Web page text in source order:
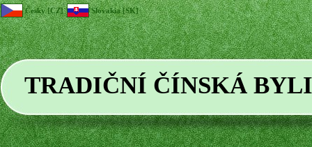
TRADIČNÍ ČÍNSKÁ
Česky [CZ] Slovakia [SK]